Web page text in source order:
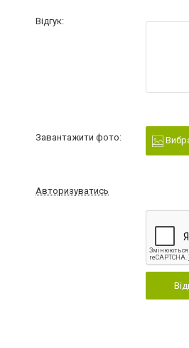
Відгук:
Завантажити фото:
Авторизуватись